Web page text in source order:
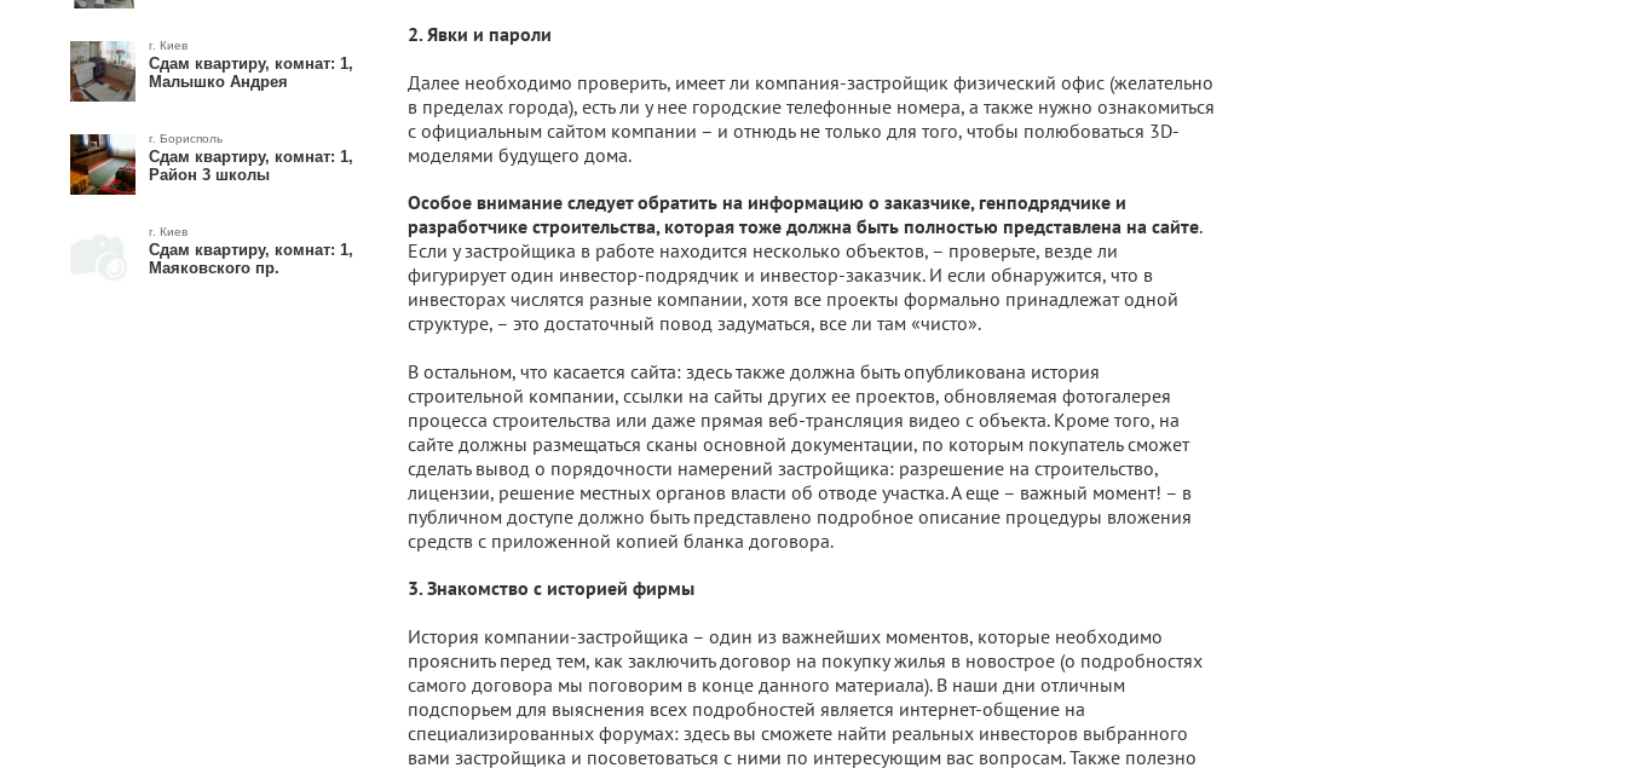
г. Киев
Сдам квартиру, комнат: 1,
Малышко Андрея
г. Борисполь
Сдам квартиру, комнат: 1,
Район 3 школы
г. Киев
Сдам квартиру, комнат: 1,
Маяковского пр.
2. Явки и пароли
Далее необходимо проверить, имеет ли компания-застройщик физический офис (желательно
в пределах города), есть ли у нее городские телефонные номера, а также нужно ознакомиться
с официальным сайтом компании – и отнюдь не только для того, чтобы полюбоваться 3D-
моделями будущего дома.
Особое внимание следует обратить на информацию о заказчике, генподрядчике и
разработчике строительства, которая тоже должна быть полностью представлена на сайте.
Если у застройщика в работе находится несколько объектов, – проверьте, везде ли
фигурирует один инвестор-подрядчик и инвестор-заказчик. И если обнаружится, что в
инвесторах числятся разные компании, хотя все проекты формально принадлежат одной
структуре, – это достаточный повод задуматься, все ли там «чисто».
В остальном, что касается сайта: здесь также должна быть опубликована история
строительной компании, ссылки на сайты других ее проектов, обновляемая фотогалерея
процесса строительства или даже прямая веб-трансляция видео с объекта. Кроме того, на
сайте должны размещаться сканы основной документации, по которым покупатель сможет
сделать вывод о порядочности намерений застройщика: разрешение на строительство,
лицензии, решение местных органов власти об отводе участка. А еще – важный момент! – в
публичном доступе должно быть представлено подробное описание процедуры вложения
средств с приложенной копией бланка договора.
3. Знакомство с историей фирмы
История компании-застройщика – один из важнейших моментов, которые необходимо
прояснить перед тем, как заключить договор на покупку жилья в новострое (о подробностях
самого договора мы поговорим в конце данного материала). В наши дни отличным
подспорьем для выяснения всех подробностей является интернет-общение на
специализированных форумах: здесь вы сможете найти реальных инвесторов выбранного
вами застройщика и посоветоваться с ними по интересующим вас вопросам. Также полезно